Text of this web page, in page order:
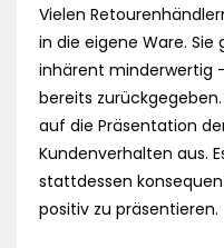
Vielen
in die eigene Ware. Sie
inhärent minderwertig
bereits
auf die Präsentation
Kundenverhalten aus.
stattdessen
positiv zu präsentieren.